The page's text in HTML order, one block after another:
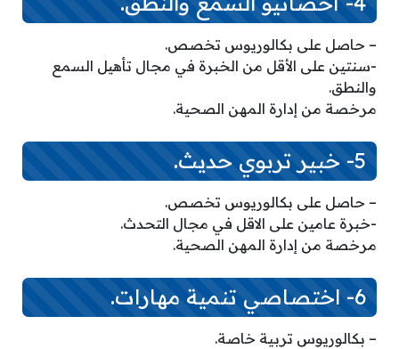
– حاصل على بكالوريوس تخصص.
-سنتين على الأقل من الخبرة في مجال تأهيل السمع
والنطق.
مرخصة من إدارة المهن الصحية.
5- خبير تربوي حديث.
– حاصل على بكالوريوس تخصص.
-خبرة عامين على الاقل في مجال التحدث.
مرخصة من إدارة المهن الصحية.
6- اختصاصي تنمية مهارات.
– بكالوريوس تربية خاصة.